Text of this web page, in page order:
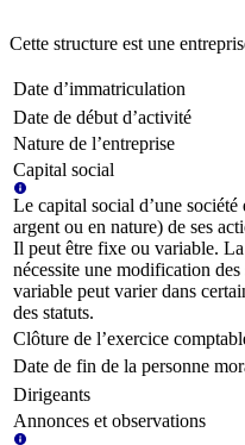
Cette structure est une
Date d’immatriculation
Date de début d’activité
Nature de l’entreprise
Capital social
Le capital social d’une société
argent ou en nature) de ses
Il peut être fixe ou variable.
nécessite une modification
variable peut varier dans
des statuts.
Clôture de l’exercice
Date de fin de la personne
Dirigeants
Annonces et observations